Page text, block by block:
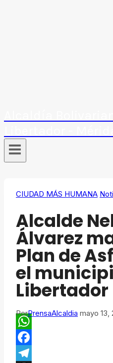
CIUDAD MÁS HUMANA
Alcalde
Álvarez
Plan de
el
Libertador
PorPrensaAlcaldia mayo 13,
WhatsApp
Facebook